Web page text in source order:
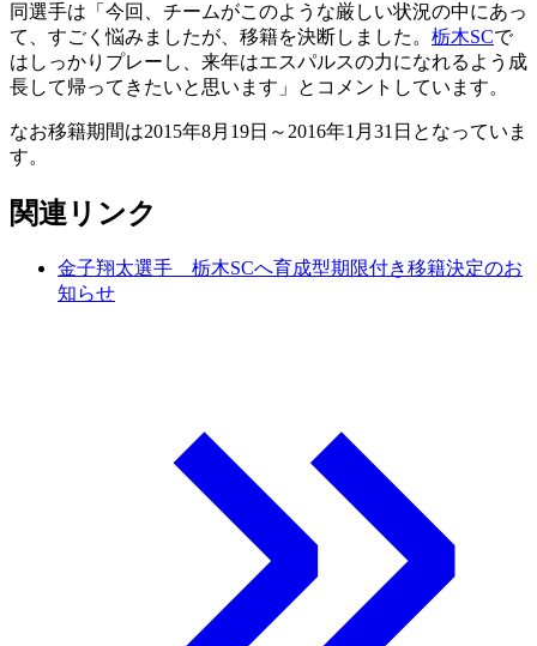
同選手は「今回、チームがこのような厳しい状況の中にあっ
て、すごく悩みましたが、移籍を決断しました。 栃木SCで
はしっかりプレーし、来年はエスパルスの力になれるよう成
長して帰ってきたいと思います」とコメントしています。
なお移籍期間は2015年8月19日～2016年1月31日となっていま
す。
関連リンク
金子翔太選手 栃木SCへ育成型期限付き移籍決定のお
知らせ